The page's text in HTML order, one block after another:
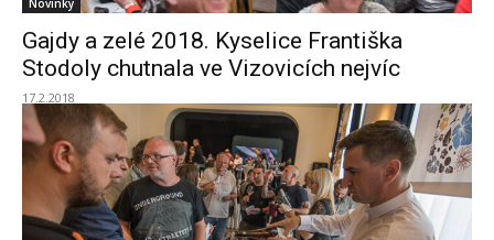
Novinky
Gajdy a zelé 2018. Kyselice Františka
Stodoly chutnala ve Vizovicích nejvíc
17.2.2018